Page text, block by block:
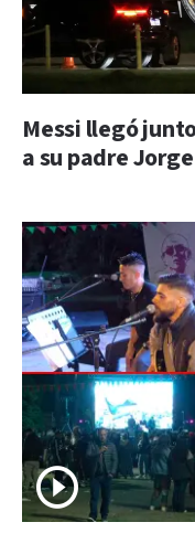
Messi llegó
a su padre Jorge